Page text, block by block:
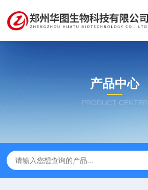
产品中心
PRODUCT CENTER